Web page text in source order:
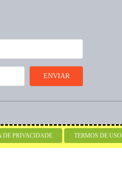
DE PRIVACIDADE TERMOS DE USO